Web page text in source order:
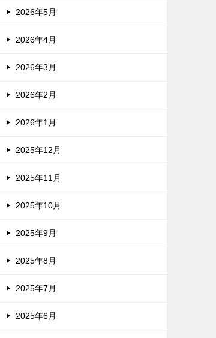
2026年5月
2026年4月
2026年3月
2026年2月
2026年1月
2025年12月
2025年11月
2025年10月
2025年9月
2025年8月
2025年7月
2025年6月